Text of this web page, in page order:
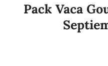
Pack Vaca